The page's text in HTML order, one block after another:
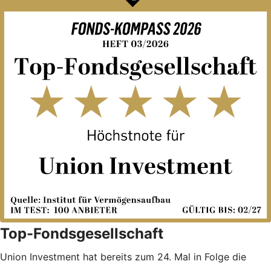
Top-Fondsgesellschaft
Union Investment hat bereits zum 24. Mal in Folge die